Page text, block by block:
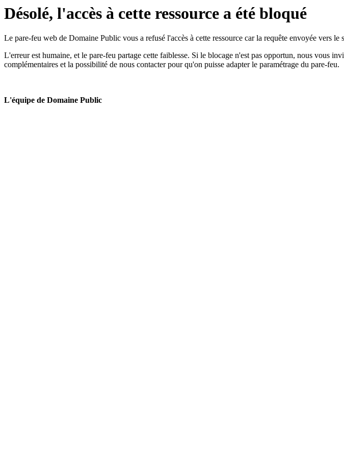
Désolé, l'accès à cette ressource a été bloqué
Le pare-feu web de Domaine Public vous a refusé l'accès à cette ressource car la requête envoyée vers le
L'erreur est humaine, et le pare-feu partage cette faiblesse. Si le blocage n'est pas opportun, nous vous
complémentaires et la possibilité de nous contacter pour qu'on puisse adapter le paramétrage du pare-feu.
L'équipe de Domaine Public